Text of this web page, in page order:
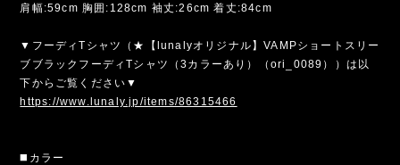
肩幅:59cm 胸囲:128cm 袖丈:26cm 着丈:84cm
▼フーディTシャツ（★【lunalyオリジナル】VAMPショートスリー
ブブラックフーディTシャツ（3カラーあり）（ori_0089））は以
下からご覧ください▼
https://www.lunaly.jp/items/86315466
◼️カラー